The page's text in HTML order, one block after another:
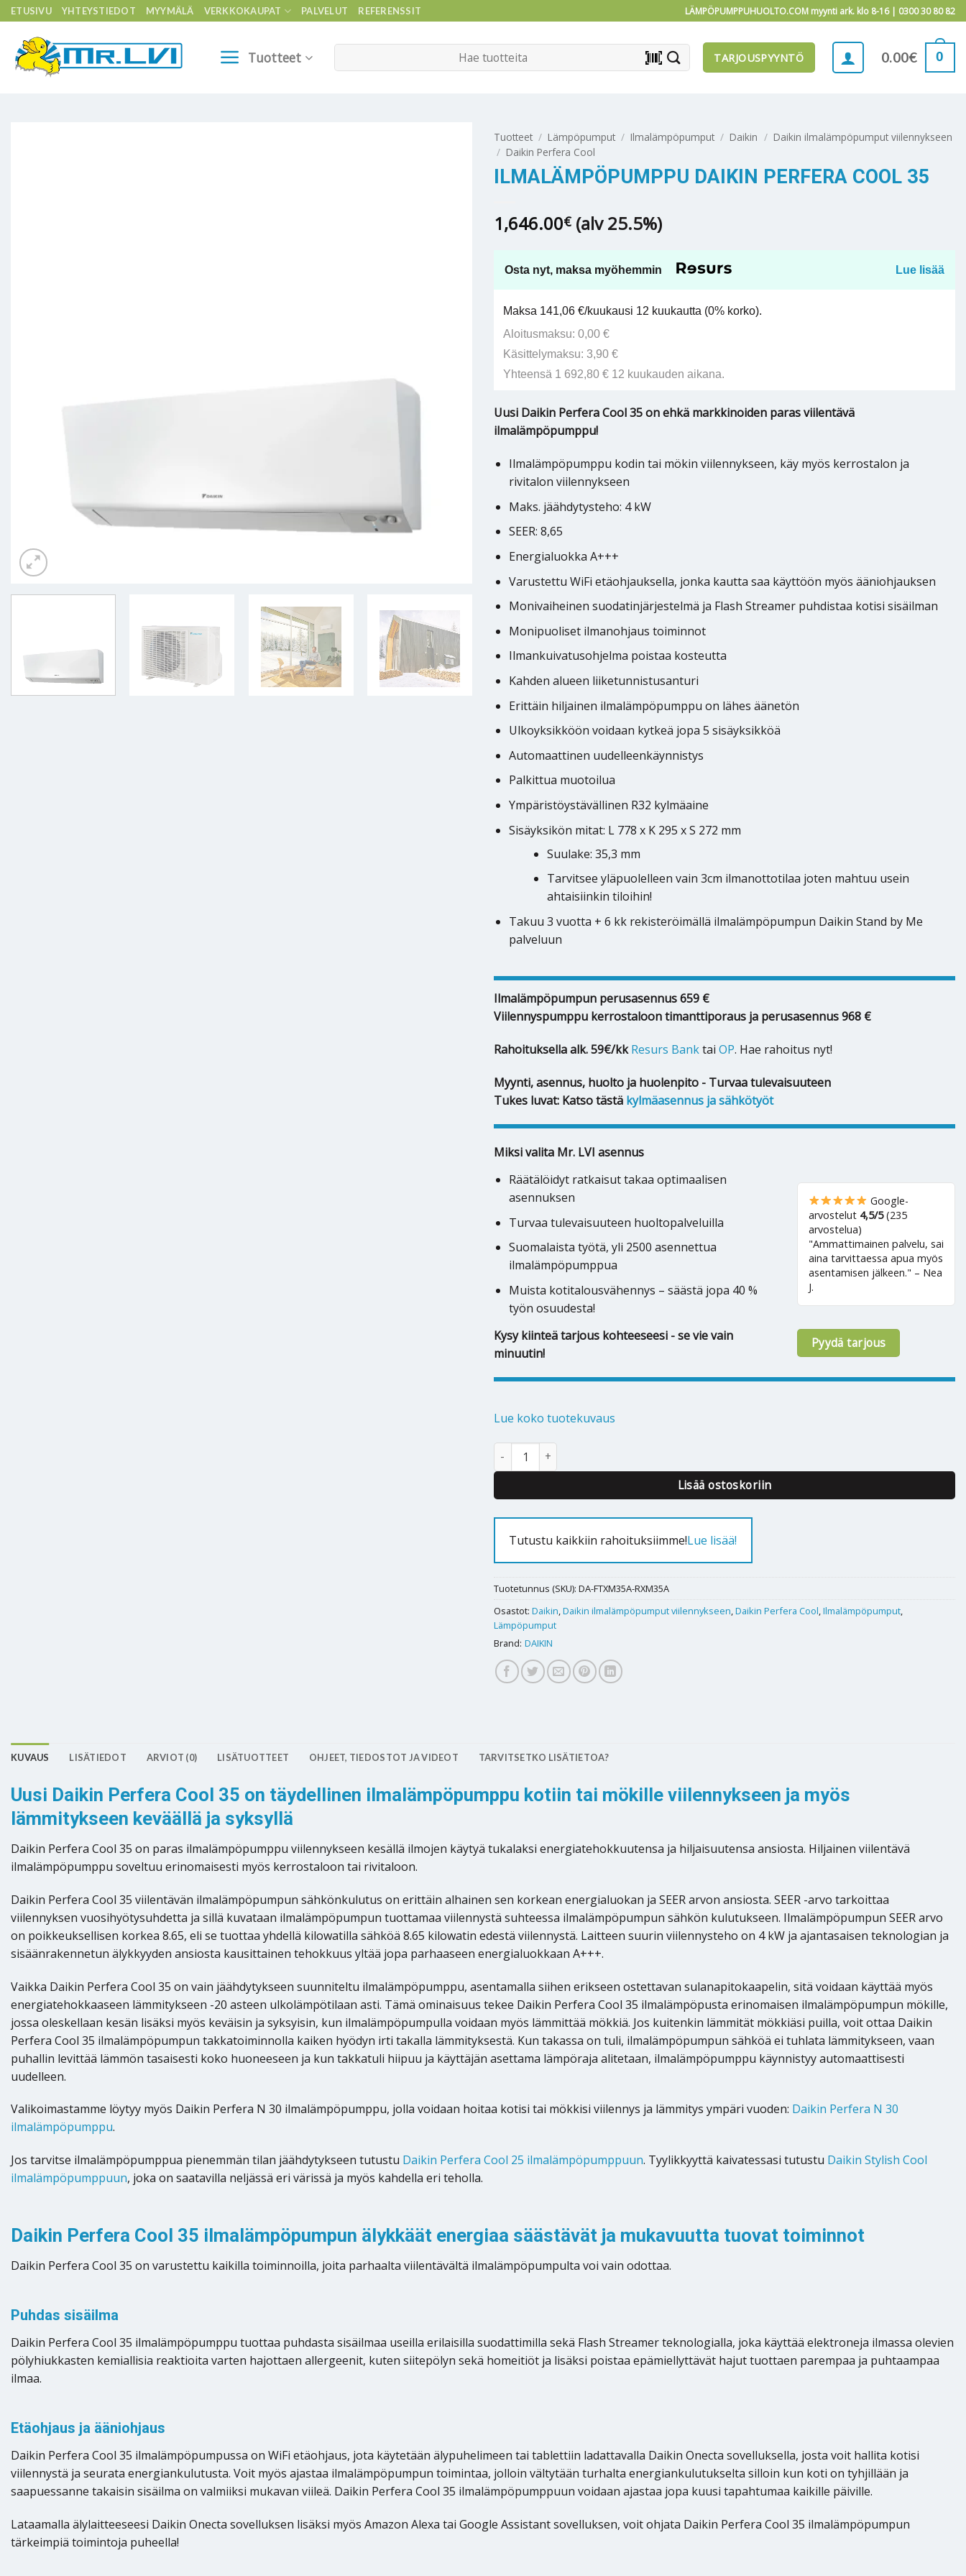
Skip
to
content
ETUSIVU YHTEYSTIEDOT MYYMÄLÄ VERKKOKAUPAT PALVELUT REFERENSSIT LÄMPÖPUMPPUHUOLTO.COM myynti ark. klo 8-16 | 0300 30 80 82
Tuotteet barcode_scanner TARJOUSPYYNTÖ 0.00€ 0
Tuotteet / Lämpöpumput / Ilmalämpöpumput / Daikin / Daikin ilmalämpöpumput viilennykseen
/ Daikin Perfera Cool
ILMALÄMPÖPUMPPU DAIKIN PERFERA COOL 35
1,646.00€ (alv 25.5%)
Osta nyt, maksa myöhemmin Lue lisää
Maksa 141,06 €/kuukausi 12 kuukautta (0% korko).
Aloitusmaksu: 0,00 €
Käsittelymaksu: 3,90 €
Yhteensä 1 692,80 € 12 kuukauden aikana.
Uusi Daikin Perfera Cool 35 on ehkä markkinoiden paras viilentävä
ilmalämpöpumppu!
Ilmalämpöpumppu kodin tai mökin viilennykseen, käy myös kerrostalon ja
rivitalon viilennykseen
Maks. jäähdytysteho: 4 kW
SEER: 8,65
Energialuokka A+++
Varustettu WiFi etäohjauksella, jonka kautta saa käyttöön myös ääniohjauksen
Monivaiheinen suodatinjärjestelmä ja Flash Streamer puhdistaa kotisi sisäilman
Monipuoliset ilmanohjaus toiminnot
Ilmankuivatusohjelma poistaa kosteutta
Kahden alueen liiketunnistusanturi
Erittäin hiljainen ilmalämpöpumppu on lähes äänetön
Ulkoyksikköön voidaan kytkeä jopa 5 sisäyksikköä
Automaattinen uudelleenkäynnistys
Palkittua muotoilua
Ympäristöystävällinen R32 kylmäaine
Sisäyksikön mitat: L 778 x K 295 x S 272 mm
Suulake: 35,3 mm
Tarvitsee yläpuolelleen vain 3cm ilmanottotilaa joten mahtuu usein
ahtaisiinkin tiloihin!
Takuu 3 vuotta + 6 kk rekisteröimällä ilmalämpöpumpun Daikin Stand by Me
palveluun
Ilmalämpöpumpun perusasennus 659 €
Viilennyspumppu kerrostaloon timanttiporaus ja perusasennus 968 €
Rahoituksella alk. 59€/kk Resurs Banktai OP. Hae rahoitus nyt!
Myynti, asennus, huolto ja huolenpito - Turvaa tulevaisuuteen
Tukes luvat: Katso tästä kylmäasennus ja sähkötyöt
Miksi valita Mr. LVI asennus
Räätälöidyt ratkaisut takaa optimaalisen
asennuksen
Turvaa tulevaisuuteen huoltopalveluilla
Suomalaista työtä, yli 2500 asennettua
ilmalämpöpumppua
Muista kotitalousvähennys – säästä jopa 40 %
työn osuudesta!
Kysy kiinteä tarjous kohteeseesi - se vie vain
minuutin!
Google-
arvostelut 4,5/5(235
arvostelua)
"Ammattimainen palvelu, sai
aina tarvittaessa apua myös
asentamisen jälkeen." – Nea
J.
Pyydä tarjous
Lue koko tuotekuvaus
Ilmalämpöpumppu Daikin Perfera Cool 35 määrä
Lisää ostoskoriin
Alternative:
Tutustu kaikkiin rahoituksiimme!Lue lisää!
Tuotetunnus (SKU): DA-FTXM35A-RXM35A
Osastot: Daikin,Daikin ilmalämpöpumput viilennykseen,Daikin Perfera Cool,Ilmalämpöpumput,
Lämpöpumput
Brand: DAIKIN
KUVAUS LISÄTIEDOT ARVIOT (0) LISÄTUOTTEET OHJEET, TIEDOSTOT JA VIDEOT TARVITSETKO LISÄTIETOA?
Uusi Daikin Perfera Cool 35 on täydellinen ilmalämpöpumppu kotiin tai mökille viilennykseen ja myös
lämmitykseen keväällä ja syksyllä
Daikin Perfera Cool 35 on paras ilmalämpöpumppu viilennykseen kesällä ilmojen käytyä tukalaksi energiatehokkuutensa ja hiljaisuutensa ansiosta. Hiljainen viilentävä
ilmalämpöpumppu soveltuu erinomaisesti myös kerrostaloon tai rivitaloon.
Daikin Perfera Cool 35 viilentävän ilmalämpöpumpun sähkönkulutus on erittäin alhainen sen korkean energialuokan ja SEER arvon ansiosta. SEER -arvo tarkoittaa
viilennyksen vuosihyötysuhdetta ja sillä kuvataan ilmalämpöpumpun tuottamaa viilennystä suhteessa ilmalämpöpumpun sähkön kulutukseen. Ilmalämpöpumpun SEER arvo
on poikkeuksellisen korkea 8.65, eli se tuottaa yhdellä kilowatilla sähköä 8.65 kilowatin edestä viilennystä. Laitteen suurin viilennysteho on 4 kW ja ajantasaisen teknologian ja
sisäänrakennetun älykkyyden ansiosta kausittainen tehokkuus yltää jopa parhaaseen energialuokkaan A+++.
Vaikka Daikin Perfera Cool 35 on vain jäähdytykseen suunniteltu ilmalämpöpumppu, asentamalla siihen erikseen ostettavan sulanapitokaapelin, sitä voidaan käyttää myös
energiatehokkaaseen lämmitykseen -20 asteen ulkolämpötilaan asti. Tämä ominaisuus tekee Daikin Perfera Cool 35 ilmalämpöpusta erinomaisen ilmalämpöpumpun mökille,
jossa oleskellaan kesän lisäksi myös keväisin ja syksyisin, kun ilmalämpöpumpulla voidaan myös lämmittää mökkiä. Jos kuitenkin lämmität mökkiäsi puilla, voit ottaa Daikin
Perfera Cool 35 ilmalämpöpumpun takkatoiminnolla kaiken hyödyn irti takalla lämmityksestä. Kun takassa on tuli, ilmalämpöpumpun sähköä ei tuhlata lämmitykseen, vaan
puhallin levittää lämmön tasaisesti koko huoneeseen ja kun takkatuli hiipuu ja käyttäjän asettama lämpöraja alitetaan, ilmalämpöpumppu käynnistyy automaattisesti
uudelleen.
Valikoimastamme löytyy myös Daikin Perfera N 30 ilmalämpöpumppu, jolla voidaan hoitaa kotisi tai mökkisi viilennys ja lämmitys ympäri vuoden: Daikin Perfera N 30
ilmalämpöpumppu.
Jos tarvitse ilmalämpöpumppua pienemmän tilan jäähdytykseen tutustu Daikin Perfera Cool 25 ilmalämpöpumppuun. Tyylikkyyttä kaivatessasi tutustu Daikin Stylish Cool
ilmalämpöpumppuun, joka on saatavilla neljässä eri värissä ja myös kahdella eri teholla.
Daikin Perfera Cool 35 ilmalämpöpumpun älykkäät energiaa säästävät ja mukavuutta tuovat toiminnot
Daikin Perfera Cool 35 on varustettu kaikilla toiminnoilla, joita parhaalta viilentävältä ilmalämpöpumpulta voi vain odottaa.
Puhdas sisäilma
Daikin Perfera Cool 35 ilmalämpöpumppu tuottaa puhdasta sisäilmaa useilla erilaisilla suodattimilla sekä Flash Streamer teknologialla, joka käyttää elektroneja ilmassa olevien
pölyhiukkasten kemiallisia reaktioita varten hajottaen allergeenit, kuten siitepölyn sekä homeitiöt ja lisäksi poistaa epämiellyttävät hajut tuottaen parempaa ja puhtaampaa
ilmaa.
Etäohjaus ja ääniohjaus
Daikin Perfera Cool 35 ilmalämpöpumpussa on WiFi etäohjaus, jota käytetään älypuhelimeen tai tablettiin ladattavalla Daikin Onecta sovelluksella, josta voit hallita kotisi
viilennystä ja seurata energiankulutusta. Voit myös ajastaa ilmalämpöpumpun toimintaa, jolloin vältytään turhalta energiankulutukselta silloin kun koti on tyhjillään ja
saapuessanne takaisin sisäilma on valmiiksi mukavan viileä. Daikin Perfera Cool 35 ilmalämpöpumppuun voidaan ajastaa jopa kuusi tapahtumaa kaikille päiville.
Lataamalla älylaitteeseesi Daikin Onecta sovelluksen lisäksi myös Amazon Alexa tai Google Assistant sovelluksen, voit ohjata Daikin Perfera Cool 35 ilmalämpöpumpun
tärkeimpiä toimintoja puheella!